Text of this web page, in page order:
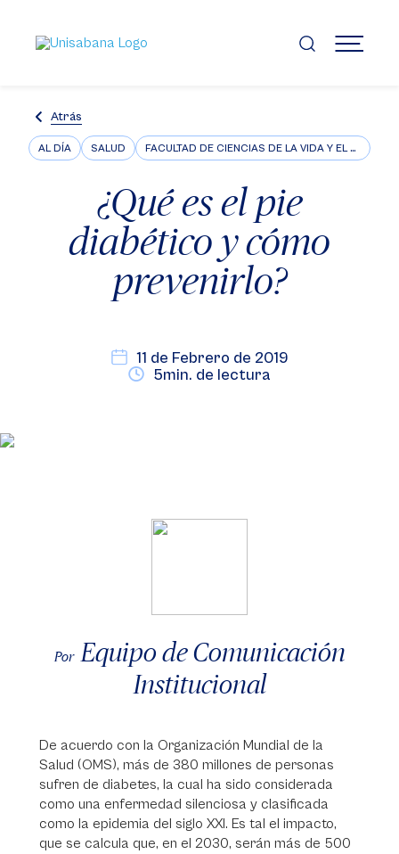
contenido
principal
MENÚ
Atrás
AL DÍA SALUD FACULTAD DE CIENCIAS DE LA VIDA Y EL BIENESTAR
¿Qué es el pie
diabético y cómo
prevenirlo?
11 de Febrero de 2019
5min. de lectura
Por Equipo de Comunicación
Institucional
De acuerdo con la Organización Mundial de la
Salud (OMS), más de 380 millones de personas
sufren de diabetes, la cual ha sido considerada
como una enfermedad silenciosa y clasificada
como la epidemia del siglo XXI. Es tal el impacto,
que se calcula que, en el 2030, serán más de 500